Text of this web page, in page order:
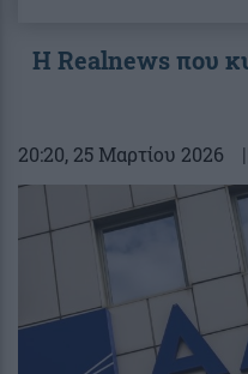
Η Realnews που
20:20, 25 Μαρτίου 2026 ||